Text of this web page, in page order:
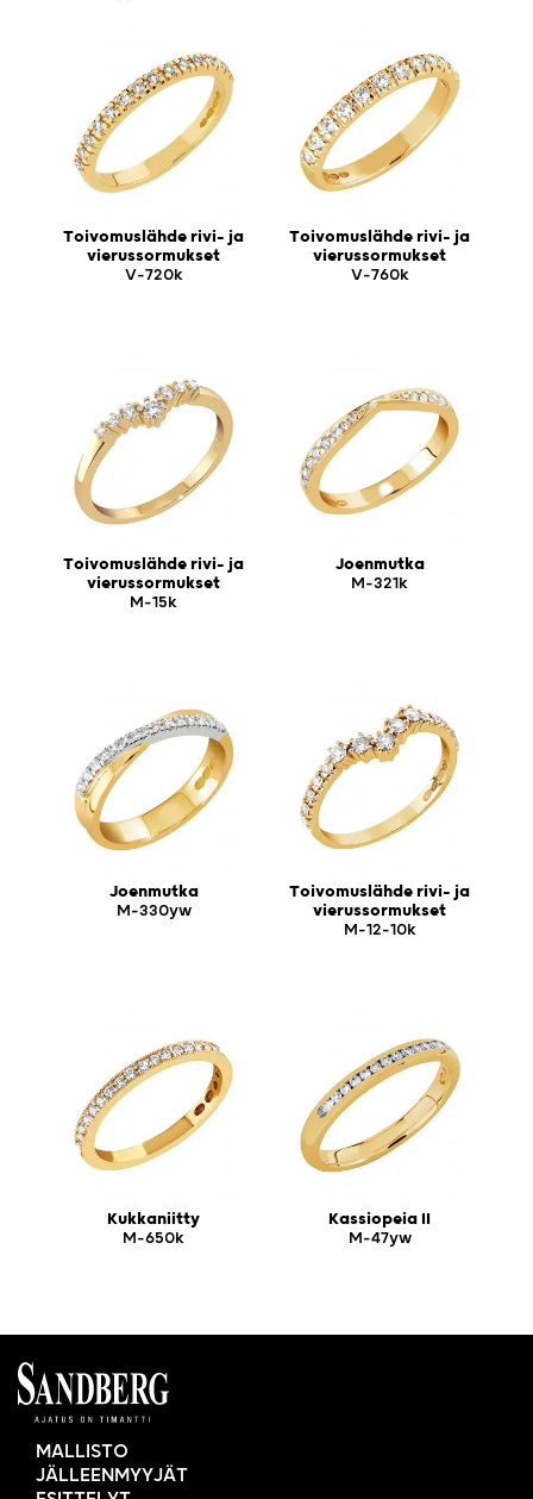
Toivomuslähde rivi- ja
vierussormukset
V-720k
Toivomuslähde rivi- ja
vierussormukset
V-760k
Toivomuslähde rivi- ja
vierussormukset
M-15k
Joenmutka
M-321k
Joenmutka
M-330yw
Toivomuslähde rivi- ja
vierussormukset
M-12-10k
Kukkaniitty
M-650k
Kassiopeia II
M-47yw
MALLISTO
JÄLLEENMYYJÄT